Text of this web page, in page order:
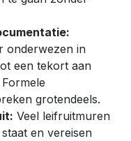
onderwezen in
een tekort aan
grotendeels.
Veel leifruitmuren
en vereisen